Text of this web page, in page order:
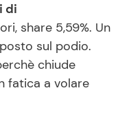
di
share 5,59%. Un
sul podio.
chiude
fatica a volare